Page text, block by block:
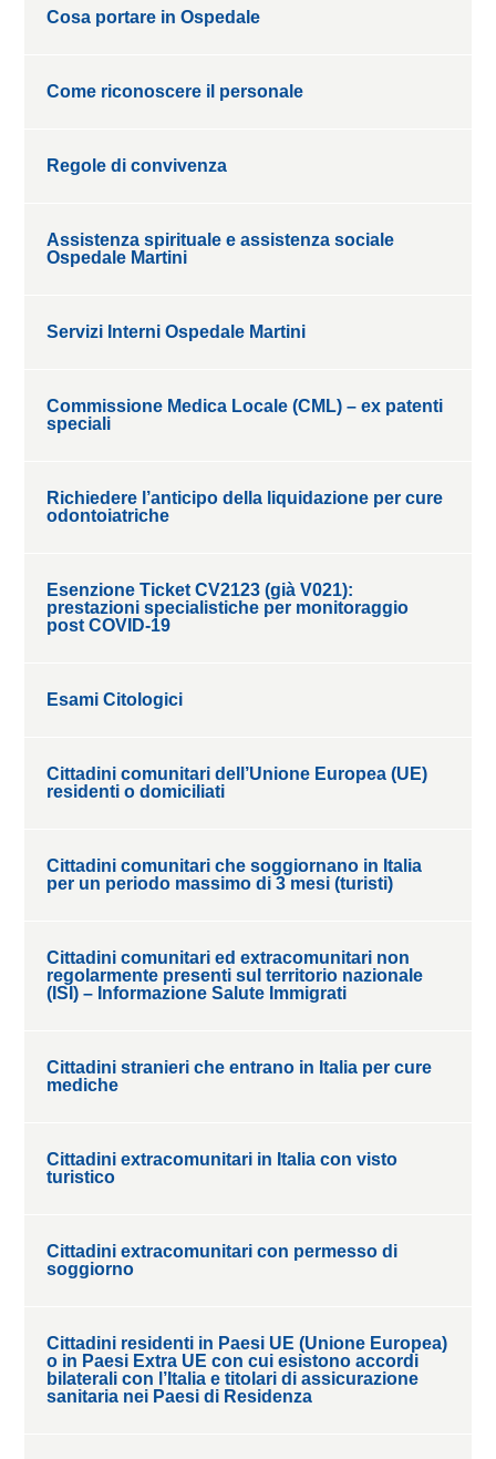
Cosa portare in Ospedale
Come riconoscere il personale
Regole di convivenza
Assistenza spirituale e assistenza sociale
Ospedale Martini
Servizi Interni Ospedale Martini
Commissione Medica Locale (CML) – ex patenti
speciali
Richiedere l’anticipo della liquidazione per cure
odontoiatriche
Esenzione Ticket CV2123 (già V021):
prestazioni specialistiche per monitoraggio
post COVID-19
Esami Citologici
Cittadini comunitari dell’Unione Europea (UE)
residenti o domiciliati
Cittadini comunitari che soggiornano in Italia
per un periodo massimo di 3 mesi (turisti)
Cittadini comunitari ed extracomunitari non
regolarmente presenti sul territorio nazionale
(ISI) – Informazione Salute Immigrati
Cittadini stranieri che entrano in Italia per cure
mediche
Cittadini extracomunitari in Italia con visto
turistico
Cittadini extracomunitari con permesso di
soggiorno
Cittadini residenti in Paesi UE (Unione Europea)
o in Paesi Extra UE con cui esistono accordi
bilaterali con l’Italia e titolari di assicurazione
sanitaria nei Paesi di Residenza